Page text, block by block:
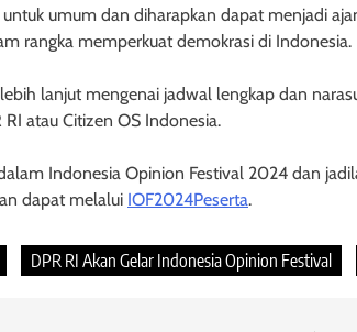
umum dan diharapkan dapat menjadi
rangka memperkuat demokrasi di Indonesia.
lanjut mengenai jadwal lengkap dan
RI atau Citizen OS Indonesia.
Indonesia Opinion Festival 2024 dan
dapat melalui IOF2024Peserta.
DPR RI Akan Gelar Indonesia Opinion Festival